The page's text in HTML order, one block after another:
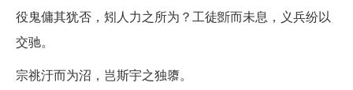
役鬼傭其犹否，矧人力之所为？工徒斵而未息，义兵纷以
交驰。
宗祧汙而为沼，岂斯宇之独隳。